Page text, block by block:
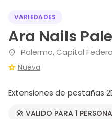
VARIEDADES
Ara Nails
Palermo, Capital
Nueva
Extensiones de pestañas
VALIDO PARA 1 PERSONA